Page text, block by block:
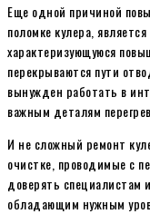
Еще одной причиной
поломке кулера,
характеризующуюся
перекрываются пути
вынужден работать в
важным деталям
И не сложный ремонт
очистке, проводимые с
доверять специалистам
обладающим нужным